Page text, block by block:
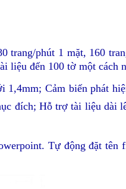
trang/phút 1 mặt, 160
liệu đến 100 tờ một cách
1,4mm;Cảm biến phát
đích; Hỗ trợ tài liệu dài
Tự động đặt tên